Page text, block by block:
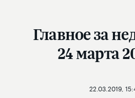
Главное за
24 марта
22.03.2019,